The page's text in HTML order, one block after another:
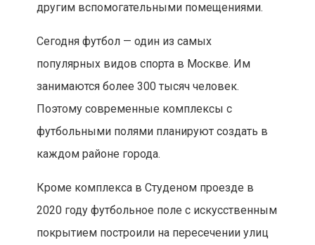
другим вспомогательными помещениями.
Сегодня футбол — один из самых
популярных видов спорта в Москве. Им
занимаются более 300 тысяч человек.
Поэтому современные комплексы с
футбольными полями планируют создать в
каждом районе города.
Кроме комплекса в Студеном проезде в
2020 году футбольное поле с искусственным
покрытием построили на пересечении улиц